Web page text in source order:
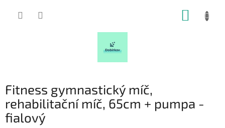
Fitness gymnastický míč,
rehabilitační míč, 65cm + pumpa -
fialový